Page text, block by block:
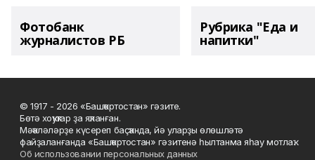
Фотобанк
журналистов РБ
Рубрика "Еда и
напитки"
© 1917 - 2026 «Башҡортостан» гәзите.
Бөтә хоҡуҡтар ҙа яҡланған.
Мәҡәләләрҙе күсереп баҫҡанда, йә уларҙы өлөшләтә
файҙаланғанда «Башҡортостан» гәзитенә һылтанма яһау мотлаҡ.
Об использовании персональных данных